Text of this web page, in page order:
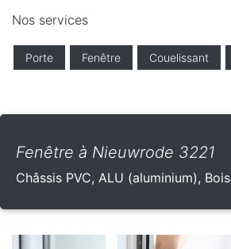
Nos services
Porte Fenêtre Couelissant
Fenêtre à Nieuwrode 3221
Châssis PVC, ALU (aluminium), Bois